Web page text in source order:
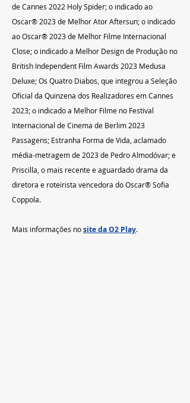
de Cannes 2022 Holy Spider; o indicado ao
Oscar® 2023 de Melhor Ator Aftersun; o indicado
ao Oscar® 2023 de Melhor Filme Internacional
Close; o indicado a Melhor Design de Produção no
British Independent Film Awards 2023 Medusa
Deluxe; Os Quatro Diabos, que integrou a Seleção
Oficial da Quinzena dos Realizadores em Cannes
2023; o indicado a Melhor Filme no Festival
Internacional de Cinema de Berlim 2023
Passagens; Estranha Forma de Vida, aclamado
média-metragem de 2023 de Pedro Almodóvar; e
Priscilla, o mais recente e aguardado drama da
diretora e roteirista vencedora do Oscar® Sofia
Coppola.
Mais informações no site da O2 Play.